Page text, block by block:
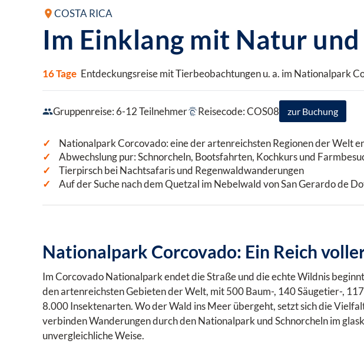
COSTA RICA
Im Einklang mit Natur
16 Tage Entdeckungsreise mit Tierbeobachtungen u. a. im Nationalpark
Gruppenreise: 6-12 Teilnehmer Reisecode: COS08 zur Buchung
Nationalpark Corcovado: eine der artenreichsten Regionen der Welt
Abwechslung pur: Schnorcheln, Bootsfahrten, Kochkurs und
Tierpirsch bei Nachtsafaris und Regenwaldwanderungen
Auf der Suche nach dem Quetzal im Nebelwald von San Gerardo de
Nationalpark Corcovado: Ein Reich
Im Corcovado Nationalpark endet die Straße und die echte Wildnis
den artenreichsten Gebieten der Welt, mit 500 Baum-, 140 Säugetier-,
8.000 Insektenarten. Wo der Wald ins Meer übergeht, setzt sich die
verbinden Wanderungen durch den Nationalpark und Schnorcheln im
unvergleichliche Weise.